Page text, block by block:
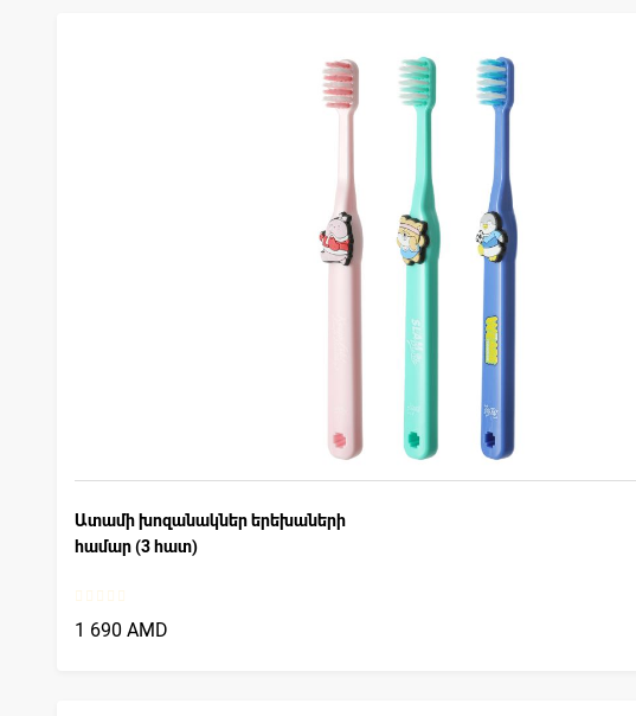
Ատամի խոզանակներ երեխաների
համար (3 հատ)
1 690 AMD